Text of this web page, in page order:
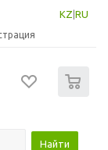
KZ RU
Найти